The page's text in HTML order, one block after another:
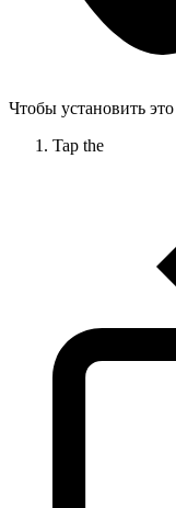
Чтобы установить
Tap the